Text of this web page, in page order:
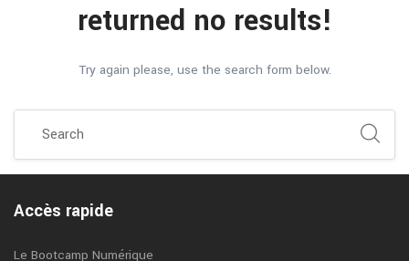
returned no results!
Try again please, use the search form below.
Accès rapide
Le Bootcamp Numérique